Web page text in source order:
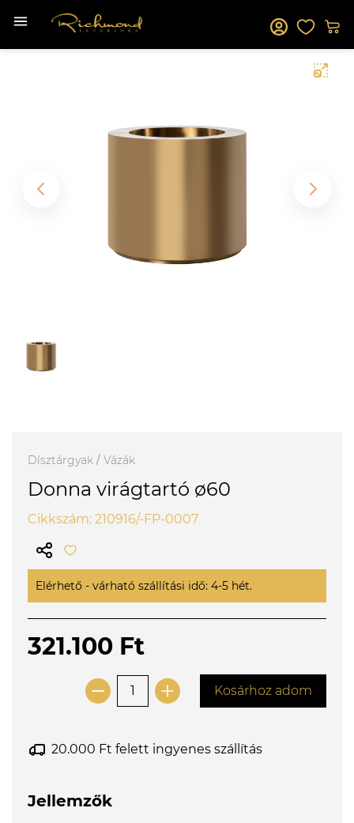
Dísztárgyak / Vázák
Donna virágtartó ø60
Cikkszám: 210916/-FP-0007
Elérhető - várható szállítási idő: 4-5 hét.
321.100 Ft
Kosárhoz adom
20.000 Ft felett ingyenes szállítás
Jellemzők